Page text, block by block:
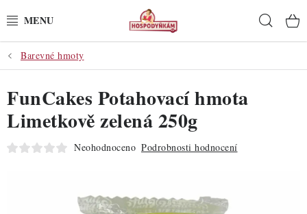
na
POTŘEBY
POMŮCKY
SUROVINY
Barevné hmoty
FunCakes Potahovací hmota
Limetkově zelená 250g
Neohodnoceno Podrobnosti hodnocení